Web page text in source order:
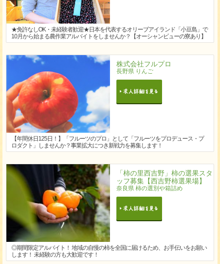
★免許なしOK・未経験者歓迎★日本を代表するオリーブアイランド「小豆島」で
10月から始まる農作業アルバイトをしませんか？【オーシャンビューの寮あり】
株式会社フルプロ
長野県 りんご
【年間休日125日！】「フルーツのプロ」として「フルーツをプロデュース・プ
ロダクト」しませんか？事業拡大につき新戦力を募集します！
「柿の里西吉野」柿の選果スタ
ッフ募集【西吉野柿選果場】
奈良県 柿の選別や箱詰め
◎期間限定アルバイト！ 地域の自慢の柿を全国に届けるため、お手伝いをお願い
します！ 未経験の方も大歓迎です！